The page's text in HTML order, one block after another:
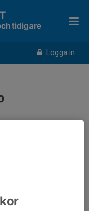
Logga in
tidigare